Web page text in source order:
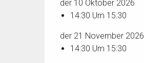
der 10 Oktober 2026
14:30 Um 15:30
der 21 November 2026
14:30 Um 15:30